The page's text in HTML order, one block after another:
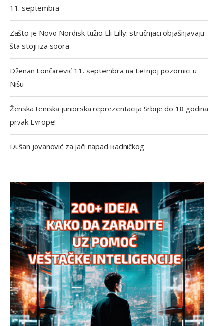
11. septembra
Zašto je Novo Nordisk tužio Eli Lilly: stručnjaci objašnjavaju
šta stoji iza spora
Dženan Lončarević 11. septembra na Letnjoj pozornici u
Nišu
Ženska teniska juniorska reprezentacija Srbije do 18 godina
prvak Evrope!
Dušan Jovanović za jači napad Radničkog